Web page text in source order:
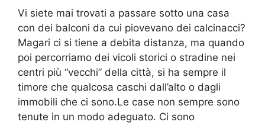
Vi siete mai trovati a passare sotto una casa
con dei balconi da cui piovevano dei calcinacci?
Magari ci si tiene a debita distanza, ma quando
poi percorriamo dei vicoli storici o stradine nei
centri più “vecchi” della città, si ha sempre il
timore che qualcosa caschi dall’alto o dagli
immobili che ci sono.Le case non sempre sono
tenute in un modo adeguato. Ci sono